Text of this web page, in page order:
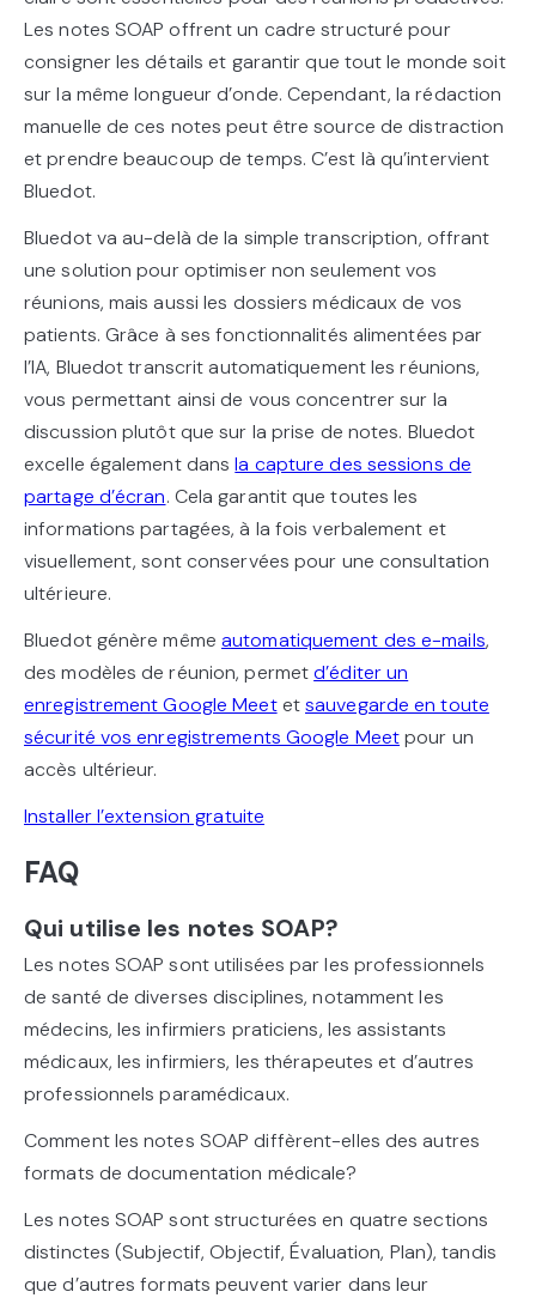
Les notes SOAP offrent un cadre structuré pour
consigner les détails et garantir que tout le monde soit
sur la même longueur d’onde. Cependant, la rédaction
manuelle de ces notes peut être source de distraction
et prendre beaucoup de temps. C’est là qu’intervient
Bluedot.
Bluedot va au-delà de la simple transcription, offrant
une solution pour optimiser non seulement vos
réunions, mais aussi les dossiers médicaux de vos
patients. Grâce à ses fonctionnalités alimentées par
l’IA, Bluedot transcrit automatiquement les réunions,
vous permettant ainsi de vous concentrer sur la
discussion plutôt que sur la prise de notes. Bluedot
excelle également dansla capture des sessions de
partage d’écran. Cela garantit que toutes les
informations partagées, à la fois verbalement et
visuellement, sont conservées pour une consultation
ultérieure.
Bluedot génère mêmeautomatiquement des e-mails,
des modèles de réunion, permetd’éditer un
enregistrement Google Meetetsauvegarde en toute
sécurité vos enregistrements Google Meetpour un
accès ultérieur.
Installer l’extension gratuite
FAQ
Qui utilise les notes SOAP?
Les notes SOAP sont utilisées par les professionnels
de santé de diverses disciplines, notamment les
médecins, les infirmiers praticiens, les assistants
médicaux, les infirmiers, les thérapeutes et d’autres
professionnels paramédicaux.
Comment les notes SOAP diffèrent-elles des autres
formats de documentation médicale?
Les notes SOAP sont structurées en quatre sections
distinctes (Subjectif, Objectif, Évaluation, Plan), tandis
que d’autres formats peuvent varier dans leur